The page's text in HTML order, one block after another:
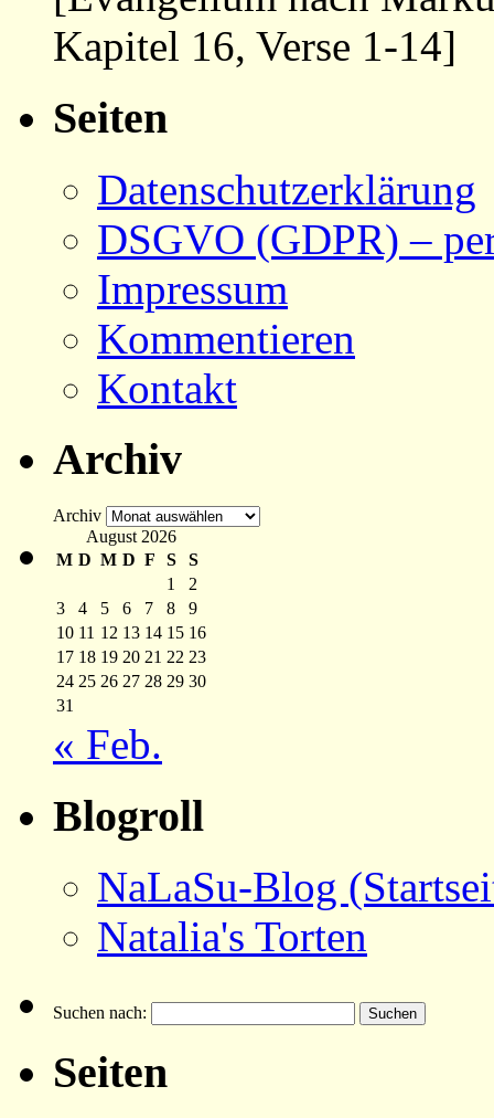
Kapitel 16, Verse 1-14]
Seiten
Datenschutzerklärung
DSGVO (GDPR) –
Impressum
Kommentieren
Kontakt
Archiv
Archiv
August 2026
M D M D F S
S
1
2
3
4 5 6 7 8
9
10 11 12 13 14 15 16
17 18 19 20 21 22 23
24 25 26 27 28 29 30
31
« Feb.
Blogroll
NaLaSu-Blog
Natalia's Torten
Suchen nach:
Seiten